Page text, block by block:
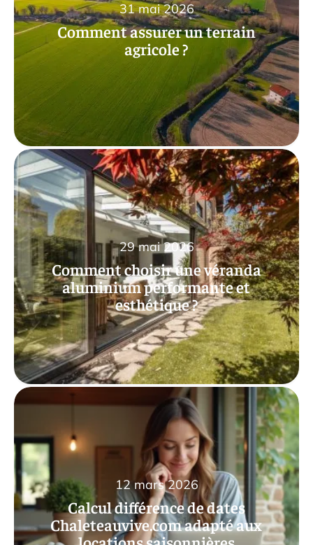
Comment assurer un terrain
agricole ?
31 mai 2026
Comment choisir une véranda
aluminium performante et
esthétique ?
29 mai 2026
Calcul différence de dates
Chaleteauvive.com adapté aux
12 mars 2026